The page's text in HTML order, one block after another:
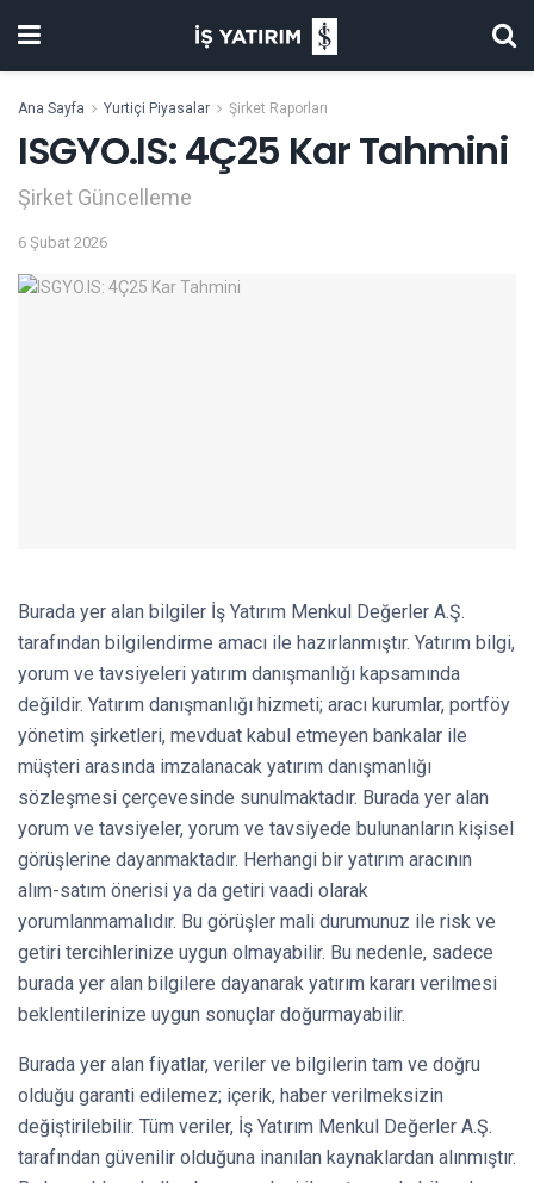
Ana Sayfa Yurtiçi Piyasalar Şirket Raporları
ISGYO.IS: 4Ç25 Kar Tahmini
Şirket Güncelleme
6 Şubat 2026
Burada yer alan bilgiler İş Yatırım Menkul Değerler A.Ş.
tarafından bilgilendirme amacı ile hazırlanmıştır. Yatırım bilgi,
yorum ve tavsiyeleri yatırım danışmanlığı kapsamında
değildir. Yatırım danışmanlığı hizmeti; aracı kurumlar, portföy
yönetim şirketleri, mevduat kabul etmeyen bankalar ile
müşteri arasında imzalanacak yatırım danışmanlığı
sözleşmesi çerçevesinde sunulmaktadır. Burada yer alan
yorum ve tavsiyeler, yorum ve tavsiyede bulunanların kişisel
görüşlerine dayanmaktadır. Herhangi bir yatırım aracının
alım-satım önerisi ya da getiri vaadi olarak
yorumlanmamalıdır. Bu görüşler mali durumunuz ile risk ve
getiri tercihlerinize uygun olmayabilir. Bu nedenle, sadece
burada yer alan bilgilere dayanarak yatırım kararı verilmesi
beklentilerinize uygun sonuçlar doğurmayabilir.
Burada yer alan fiyatlar, veriler ve bilgilerin tam ve doğru
olduğu garanti edilemez; içerik, haber verilmeksizin
değiştirilebilir. Tüm veriler, İş Yatırım Menkul Değerler A.Ş.
tarafından güvenilir olduğuna inanılan kaynaklardan alınmıştır.